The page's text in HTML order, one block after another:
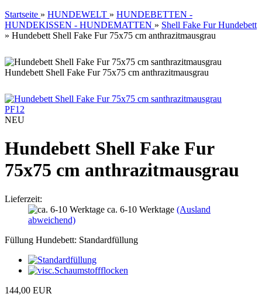
Startseite » HUNDEWELT » HUNDEBETTEN -
HUNDEKISSEN - HUNDEMATTEN » Shell Fake Fur Hundebett
» Hundebett Shell Fake Fur 75x75 cm anthrazitmausgrau
Hundebett Shell Fake Fur 75x75 cm anthrazitmausgrau
PF12
NEU
Hundebett Shell Fake Fur
75x75 cm anthrazitmausgrau
Lieferzeit:
ca. 6-10 Werktage (Ausland
abweichend)
Füllung Hundebett: Standardfüllung
144,00 EUR